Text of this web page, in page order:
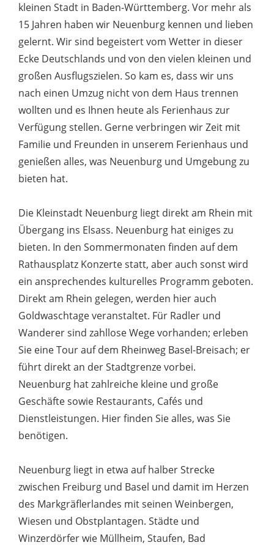
kleinen Stadt in Baden-Württemberg. Vor mehr als
15 Jahren haben wir Neuenburg kennen und lieben
gelernt. Wir sind begeistert vom Wetter in dieser
Ecke Deutschlands und von den vielen kleinen und
großen Ausflugszielen. So kam es, dass wir uns
nach einen Umzug nicht von dem Haus trennen
wollten und es Ihnen heute als Ferienhaus zur
Verfügung stellen. Gerne verbringen wir Zeit mit
Familie und Freunden in unserem Ferienhaus und
genießen alles, was Neuenburg und Umgebung zu
bieten hat.
Die Kleinstadt Neuenburg liegt direkt am Rhein mit
Übergang ins Elsass. Neuenburg hat einiges zu
bieten. In den Sommermonaten finden auf dem
Rathausplatz Konzerte statt, aber auch sonst wird
ein ansprechendes kulturelles Programm geboten.
Direkt am Rhein gelegen, werden hier auch
Goldwaschtage veranstaltet. Für Radler und
Wanderer sind zahllose Wege vorhanden; erleben
Sie eine Tour auf dem Rheinweg Basel-Breisach; er
führt direkt an der Stadtgrenze vorbei.
Neuenburg hat zahlreiche kleine und große
Geschäfte sowie Restaurants, Cafés und
Dienstleistungen. Hier finden Sie alles, was Sie
benötigen.
Neuenburg liegt in etwa auf halber Strecke
zwischen Freiburg und Basel und damit im Herzen
des Markgräflerlandes mit seinen Weinbergen,
Wiesen und Obstplantagen. Städte und
Winzerdörfer wie Müllheim, Staufen, Bad